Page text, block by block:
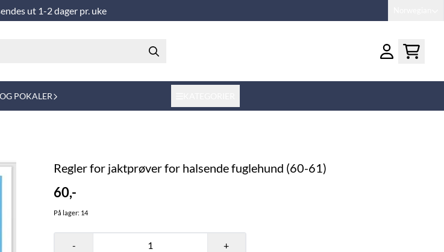
ut 1-2 dager pr. uke
POKALER
Regler for jaktprøver for halsende fuglehund (60-61)
60,-
På lager: 14
- +